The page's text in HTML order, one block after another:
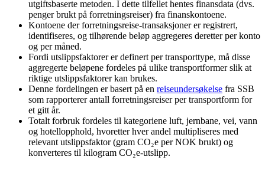
utgiftsbaserte metoden. I dette tilfellet hentes finansdata (dvs.
penger brukt på forretningsreiser) fra finanskontoene.
Kontoene der forretningsreise-transaksjoner er registrert,
identifiseres, og tilhørende beløp aggregeres deretter per konto
og per måned.
Fordi utslippsfaktorer er definert per transporttype, må disse
aggregerte beløpene fordeles på ulike transportformer slik at
riktige utslippsfaktorer kan brukes.
Denne fordelingen er basert på en reiseundersøkelse fra SSB
som rapporterer antall forretningsreiser per transportform for
et gitt år.
Totalt forbruk fordeles til kategoriene luft, jernbane, vei, vann
og hotellopphold, hvoretter hver andel multipliseres med
relevant utslippsfaktor (gram CO₂e per NOK brukt) og
konverteres til kilogram CO₂e-utslipp.